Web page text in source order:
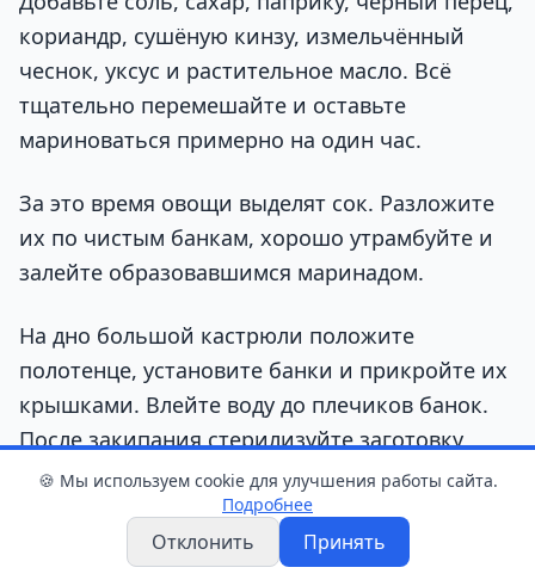
кориандр, сушёную кинзу, измельчённый
чеснок, уксус и растительное масло. Всё
тщательно перемешайте и оставьте
мариноваться примерно на один час.
За это время овощи выделят сок. Разложите
их по чистым банкам, хорошо утрамбуйте и
залейте образовавшимся маринадом.
На дно большой кастрюли положите
полотенце, установите банки и прикройте их
крышками. Влейте воду до плечиков банок.
После закипания стерилизуйте заготовку
около 20 минут.
Затем герметично закатайте банки,
переверните их и оставьте до полного
🍪 Мы используем cookie для улучшения работы сайта.
Подробнее
Отклонить Принять